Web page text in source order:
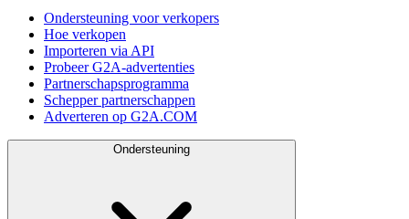
Ondersteuning voor verkopers
Hoe verkopen
Importeren via API
Probeer G2A-advertenties
Partnerschapsprogramma
Schepper partnerschappen
Adverteren op G2A.COM
Ondersteuning